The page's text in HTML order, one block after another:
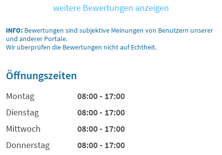
weitere Bewertungen anzeigen
INFO: Bewertungen sind subjektive Meinungen von Benutzern unserer
und anderer Portale.
Wir überprüfen die Bewertungen nicht auf Echtheit.
Öffnungszeiten
Montag
08:00 - 17:00
Dienstag
08:00 - 17:00
Mittwoch
08:00 - 17:00
Donnerstag
08:00 - 17:00